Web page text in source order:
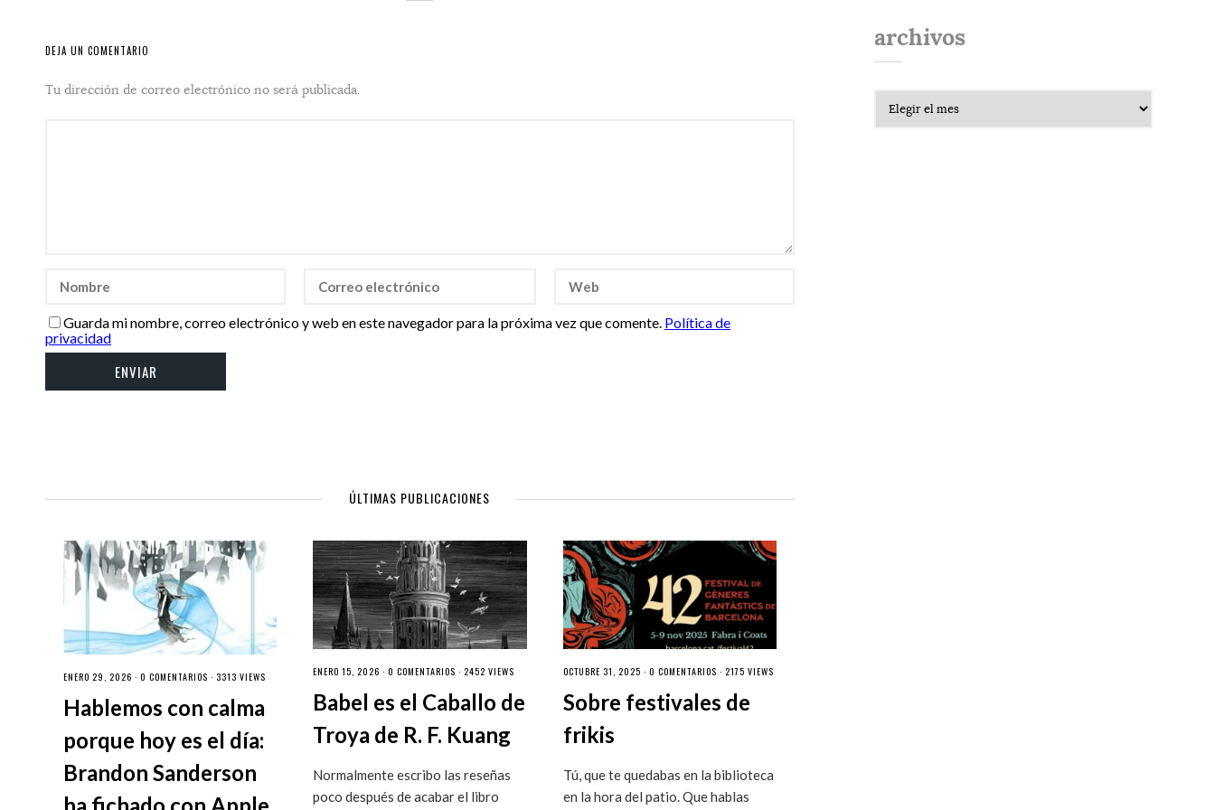
DEJA UN COMENTARIO
Tu dirección de correo electrónico no será publicada.
Guarda mi nombre, correo electrónico y web en este navegador para la próxima vez que comente. Política de
privacidad
ÚLTIMAS PUBLICACIONES
ENERO 29, 2026 · 0 COMENTARIOS · 3313 VIEWS
Hablemos con calma
porque hoy es el día:
Brandon Sanderson
ENERO 15, 2026 ·0 COMENTARIOS · 2452 VIEWS
Babel es el Caballo de
Troya de R. F. Kuang
Normalmente escribo las reseñas
poco después de acabar el libro
OCTUBRE 31, 2025 · 0 COMENTARIOS · 2175 VIEWS
Sobre festivales de
frikis
Tú, que te quedabas en la biblioteca
en la hora del patio. Que hablas
archivos